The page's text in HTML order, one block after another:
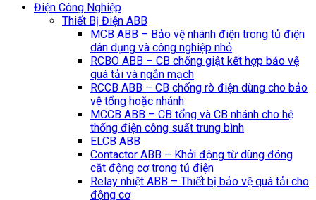
Điện Công Nghiệp
Thiết Bị Điện ABB
MCB ABB – Bảo vệ nhánh điện trong tủ điện
dân dụng và công nghiệp nhỏ
RCBO ABB – CB chống giật kết hợp bảo vệ
quá tải và ngắn mạch
RCCB ABB – CB chống rò điện dùng cho bảo
vệ tổng hoặc nhánh
MCCB ABB – CB tổng và CB nhánh cho hệ
thống điện công suất trung bình
ELCB ABB
Contactor ABB – Khởi động từ dùng đóng
cắt động cơ trong tủ điện
Relay nhiệt ABB – Thiết bị bảo vệ quá tải cho
động cơ